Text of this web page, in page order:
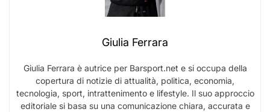
Giulia Ferrara
Giulia Ferrara è autrice per Barsport.net e si occupa della
copertura di notizie di attualità, politica, economia,
tecnologia, sport, intrattenimento e lifestyle. Il suo approccio
editoriale si basa su una comunicazione chiara, accurata e